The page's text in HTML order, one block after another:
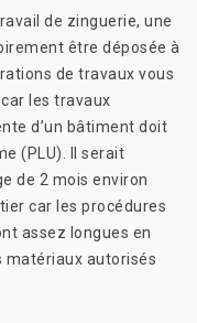
de zinguerie, une
être déposée à
de travaux vous
les travaux
d’un bâtiment doit
(PLU). Il serait
de 2 mois environ
car les procédures
assez longues en
matériaux autorisés